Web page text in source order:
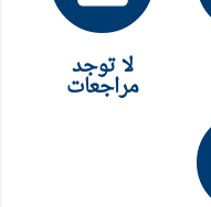
لا توجد
مراجعات